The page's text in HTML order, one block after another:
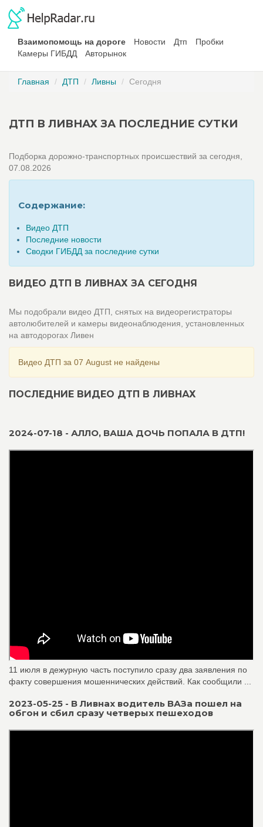
Взаимопомощь на дороге Новости Дтп
Пробки
Камеры ГИБДД
Авторынок
Главная ДТП Ливны Сегодня
ДТП В ЛИВНАХ ЗА ПОСЛЕДНИЕ СУТКИ
Подборка дорожно-транспортных происшествий за сегодня,
07.08.2026
Содержание:
Видео ДТП
Последние новости
Сводки ГИБДД за последние сутки
ВИДЕО ДТП В ЛИВНАХ ЗА СЕГОДНЯ
Мы подобрали видео ДТП, снятых на видеорегистраторы
автолюбителей и камеры видеонаблюдения, установленных
на автодорогах Ливен
Видео ДТП за 07 August не найдены
ПОСЛЕДНИЕ ВИДЕО ДТП В ЛИВНАХ
2024-07-18 - АЛЛО, ВАША ДОЧЬ ПОПАЛА В ДТП!
11 июля в дежурную часть поступило сразу два заявления по
факту совершения мошеннических действий. Как сообщили ...
2023-05-25 - В Ливнах водитель ВАЗа пошел на
обгон и сбил сразу четверых пешеходов